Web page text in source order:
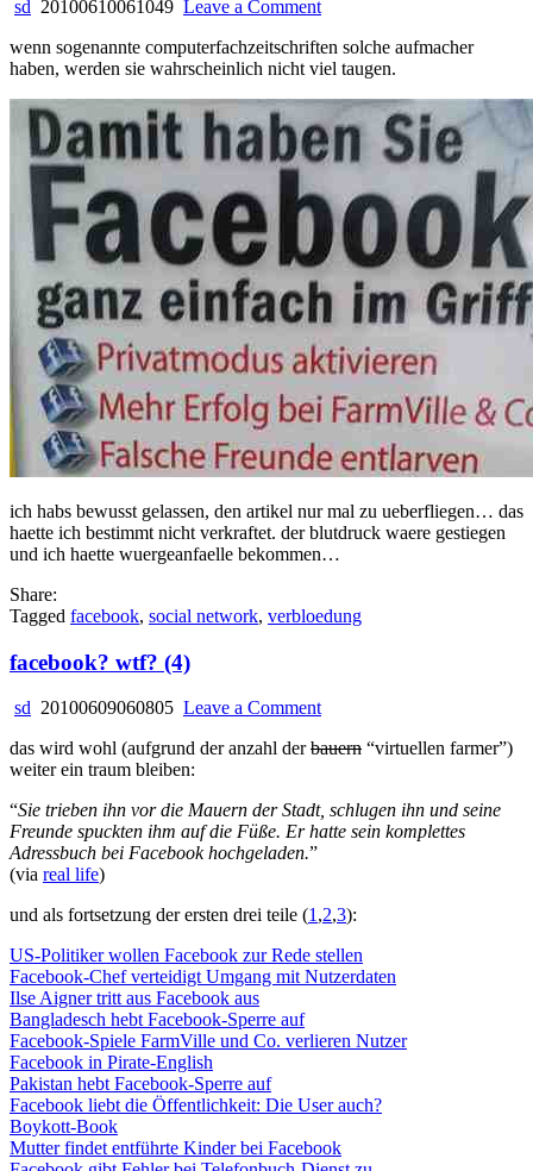
sd 20100610061049 Leave a Commenton
wtf?
(5)
wenn sogenannte computerfachzeitschriften solche aufmacher
haben, werden sie wahrscheinlich nicht viel taugen.
ich habs bewusst gelassen, den artikel nur mal zu ueberfliegen… das
haette ich bestimmt nicht verkraftet. der blutdruck waere gestiegen
und ich haette wuergeanfaelle bekommen…
Share:
Tagged facebook, social network, verbloedung
facebook? wtf? (4)
sd 20100609060805 Leave a Commenton
wtf?
das wird wohl (aufgrund der anzahl derbauern “virtuellen farmer”)
weiter ein traum bleiben:
“Sie trieben ihn vor die Mauern der Stadt, schlugen ihn und seine
Freunde spuckten ihm auf die Füße. Er hatte sein komplettes
Adressbuch bei Facebook hochgeladen.”
(via real life)
und als fortsetzung der ersten drei teile (1 ,2,3):
US-Politiker wollen Facebook zur Rede stellen
Facebook-Chef verteidigt Umgang mit Nutzerdaten
Ilse Aigner tritt aus Facebook aus
Bangladesch hebt Facebook-Sperre auf
Facebook-Spiele FarmVille und Co. verlieren Nutzer
Facebook in Pirate-English
Pakistan hebt Facebook-Sperre auf
Facebook liebt die Öffentlichkeit: Die User auch?
Boykott-Book
Mutter findet entführte Kinder bei Facebook